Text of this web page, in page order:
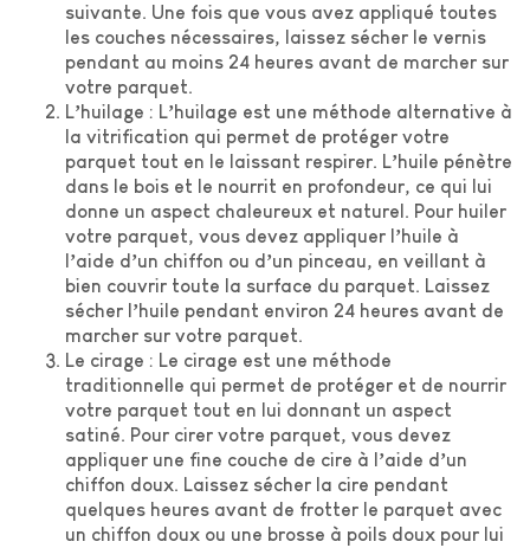
suivante. Une fois que vous avez appliqué toutes
les couches nécessaires, laissez sécher le vernis
pendant au moins 24 heures avant de marcher sur
votre parquet.
L’huilage : L’huilage est une méthode alternative à
la vitrification qui permet de protéger votre
parquet tout en le laissant respirer. L’huile pénètre
dans le bois et le nourrit en profondeur, ce qui lui
donne un aspect chaleureux et naturel. Pour huiler
votre parquet, vous devez appliquer l’huile à
l’aide d’un chiffon ou d’un pinceau, en veillant à
bien couvrir toute la surface du parquet. Laissez
sécher l’huile pendant environ 24 heures avant de
marcher sur votre parquet.
Le cirage : Le cirage est une méthode
traditionnelle qui permet de protéger et de nourrir
votre parquet tout en lui donnant un aspect
satiné. Pour cirer votre parquet, vous devez
appliquer une fine couche de cire à l’aide d’un
chiffon doux. Laissez sécher la cire pendant
quelques heures avant de frotter le parquet avec
un chiffon doux ou une brosse à poils doux pour lui